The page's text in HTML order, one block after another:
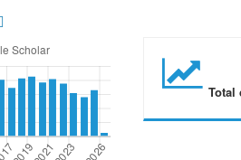
Total